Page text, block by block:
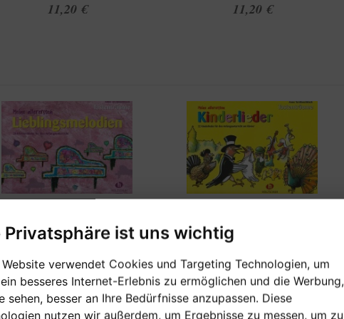
Privatsphäre ist uns wichtig
Website verwendet Cookies und Targeting Technologien, um
besseres Internet-Erlebnis zu ermöglichen und die Werbung,
sehen, besser an Ihre Bedürfnisse anzupassen. Diese
nutzen wir außerdem, um Ergebnisse zu messen, um zu
11,20 € 11,20 €
[sofort verfügbar]
MEINE ALLERERSTEN
LIEBLINGSMELODIEN
[sofort verfügbar]
MEINE ALLERERSTEN
KINDERLIEDER